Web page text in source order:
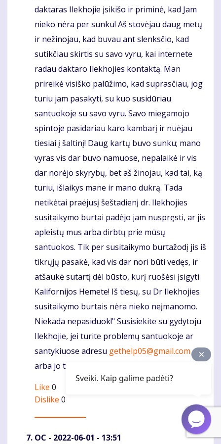
daktaras Ilekhojie įsikišo ir priminė, kad Jam
nieko nėra per sunku! Aš stovėjau daug metų
ir nežinojau, kad buvau ant slenksčio, kad
sutikčiau skirtis su savo vyru, kai internete
radau daktaro Ilekhojies kontaktą. Man
prireikė visiško palūžimo, kad suprasčiau, jog
turiu jam pasakyti, su kuo susidūriau
santuokoje su savo vyru. Savo miegamojo
spintoje pasidariau karo kambarį ir nuėjau
tiesiai į šaltinį! Daug kartų buvo sunku; mano
vyras vis dar buvo namuose, nepalaikė ir vis
dar norėjo skyrybų, bet aš žinojau, kad tai, ką
turiu, išlaikys mane ir mano dukrą. Tada
netikėtai praėjusį šeštadienį dr. Ilekhojies
susitaikymo burtai padėjo jam nuspręsti, ar jis
apleistų mus arba dirbtų prie mūsų
santuokos. Tik per susitaikymo burtažodį jis iš
tikrųjų pasakė, kad vis dar nori būti vedęs, ir
atšaukė sutartį dėl būsto, kurį ruošėsi įsigyti
Kalifornijos Hemete! Iš tiesų, su Dr Ilekhojies
susitaikymo burtais nėra nieko neįmanomo.
Niekada nepasiduok!" Susisiekite su gydytoju
Ilekhojie, jei turite problemų santuokoje ar
santykiuose adresu gethelp05@gmail.com
arba jo telefono numeriu +2348147400259
Like 0
Dislike 0
OC - 2022-06-01 - 13:51
Sveiki. Kaip galime padėti?